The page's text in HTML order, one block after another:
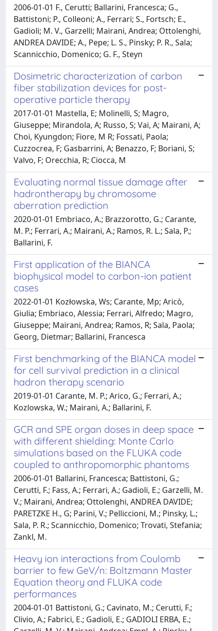
2006-01-01 F., Cerutti; Ballarini, Francesca; G.,
Battistoni; P., Colleoni; A., Ferrari; S., Fortsch; E.,
Gadioli; M. V., Garzelli; Mairani, Andrea; Ottolenghi,
ANDREA DAVIDE; A., Pepe; L. S., Pinsky; P. R., Sala;
Scannicchio, Domenico; G. F., Steyn
Dosimetric characterization of carbon
fiber stabilization devices for post-
operative particle therapy
2017-01-01 Mastella, E; Molinelli, S; Magro,
Giuseppe; Mirandola, A; Russo, S; Vai, A; Mairani, A;
Choi, Kyungdon; Fiore, M R; Fossati, Paola;
Cuzzocrea, F; Gasbarrini, A; Benazzo, F; Boriani, S;
Valvo, F; Orecchia, R; Ciocca, M
Evaluating normal tissue damage after
hadrontherapy by chromosome
aberration prediction
2020-01-01 Embriaco, A.; Brazzorotto, G.; Carante,
M. P.; Ferrari, A.; Mairani, A.; Ramos, R. L.; Sala, P.;
Ballarini, F.
First application of the BIANCA
biophysical model to carbon-ion patient
cases
2022-01-01 Kozłowska, Ws; Carante, Mp; Aricò,
Giulia; Embriaco, Alessia; Ferrari, Alfredo; Magro,
Giuseppe; Mairani, Andrea; Ramos, R; Sala, Paola;
Georg, Dietmar; Ballarini, Francesca
First benchmarking of the BIANCA model
for cell survival prediction in a clinical
hadron therapy scenario
2019-01-01 Carante, M. P.; Arico, G.; Ferrari, A.;
Kozlowska, W.; Mairani, A.; Ballarini, F.
GCR and SPE organ doses in deep space
with different shielding: Monte Carlo
simulations based on the FLUKA code
coupled to anthropomorphic phantoms
2006-01-01 Ballarini, Francesca; Battistoni, G.;
Cerutti, F.; Fass, A.; Ferrari, A.; Gadioli, E.; Garzelli, M.
V.; Mairani, Andrea; Ottolenghi, ANDREA DAVIDE;
PARETZKE H., G; Parini, V.; Pelliccioni, M.; Pinsky, L.;
Sala, P. R.; Scannicchio, Domenico; Trovati, Stefania;
Zankl, M.
Heavy ion interactions from Coulomb
barrier to few GeV/n: Boltzmann Master
Equation theory and FLUKA code
performances
2004-01-01 Battistoni, G.; Cavinato, M.; Cerutti, F.;
Clivio, A.; Fabrici, E.; Gadioli, E.; GADIOLI ERBA, E.;